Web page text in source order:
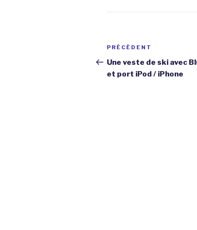
Navigation
de
l’article
Article
précédent
PRÉCÉDENT
Une veste de ski avec
et port iPod / iPhone